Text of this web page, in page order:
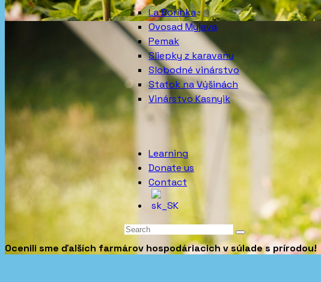
La Borinka
Ovosad Myjava
Pemak
Sliepky z karavanu
Slobodné vinárstvo
Statok na Výšinách
Vinárstvo Kasnyik
Learning
Donate us
Contact
Ocenili sme ďalších farmárov hospodáriacich v súlade s prírodou!